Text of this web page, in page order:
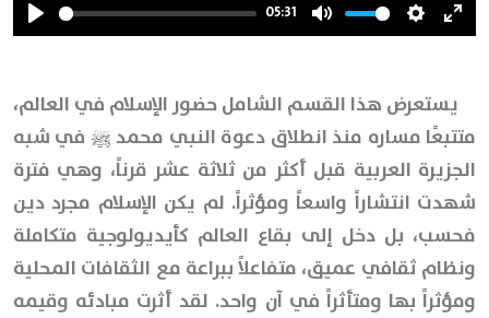
Play
05:31
Mute Settings
يستعرض هذا القسم الشامل حضور الإسلام في العالم،
متتبعًا مساره منذ انطلاق دعوة النبي محمد ﷺ في شبه
الجزيرة العربية قبل أكثر من ثلاثة عشر قرناً، وهي فترة
شهدت انتشاراً واسعاً ومؤثراً. لم يكن الإسلام مجرد دين
فحسب، بل دخل إلى بقاع العالم كأيديولوجية متكاملة
ونظام ثقافي عميق، متفاعلاً ببراعة مع الثقافات المحلية
ومؤثراً بها ومتأثراً في آن واحد. لقد أثرت مبادئه وقيمه